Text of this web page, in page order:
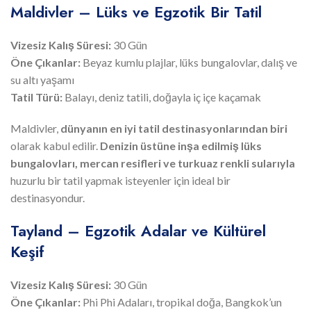
Maldivler – Lüks ve Egzotik Bir Tatil
Vizesiz Kalış Süresi: 30 Gün
Öne Çıkanlar: Beyaz kumlu plajlar, lüks bungalovlar, dalış ve
su altı yaşamı
Tatil Türü: Balayı, deniz tatili, doğayla iç içe kaçamak
Maldivler, dünyanın en iyi tatil destinasyonlarından biri
olarak kabul edilir. Denizin üstüne inşa edilmiş lüks
bungalovları, mercan resifleri ve turkuaz renkli sularıyla
huzurlu bir tatil yapmak isteyenler için ideal bir
destinasyondur.
Tayland – Egzotik Adalar ve Kültürel
Keşif
Vizesiz Kalış Süresi: 30 Gün
Öne Çıkanlar: Phi Phi Adaları, tropikal doğa, Bangkok’un